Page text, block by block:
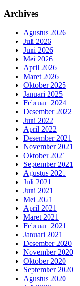
Archives
Agustus 2026
Juli 2026
Juni 2026
Mei 2026
April 2026
Maret 2026
Oktober 2025
Januari 2025
Februari 2024
Desember 2022
Juni 2022
April 2022
Desember 2021
November 2021
Oktober 2021
September 2021
Agustus 2021
Juli 2021
Juni 2021
Mei 2021
April 2021
Maret 2021
Februari 2021
Januari 2021
Desember 2020
November 2020
Oktober 2020
September 2020
Agustus 2020